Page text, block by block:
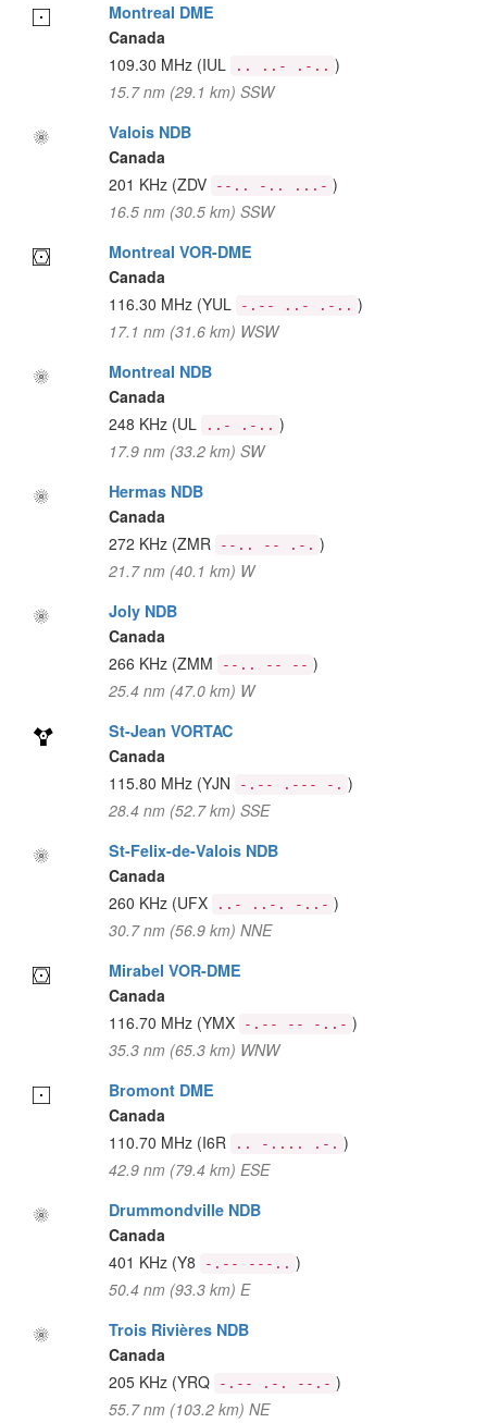
Montreal DME
Canada
109.30 MHz (IUL .. ..- .-.. )
15.7 nm (29.1 km) SSW
Valois NDB
Canada
201 KHz (ZDV --.. -.. ...- )
16.5 nm (30.5 km) SSW
Montreal VOR-DME
Canada
116.30 MHz (YUL -.-- ..- .-.. )
17.1 nm (31.6 km) WSW
Montreal NDB
Canada
248 KHz (UL ..- .-.. )
17.9 nm (33.2 km) SW
Hermas NDB
Canada
272 KHz (ZMR --.. -- .-. )
21.7 nm (40.1 km) W
Joly NDB
Canada
266 KHz (ZMM --.. -- -- )
25.4 nm (47.0 km) W
St-Jean VORTAC
Canada
115.80 MHz (YJN -.-- .--- -. )
28.4 nm (52.7 km) SSE
St-Felix-de-Valois NDB
Canada
260 KHz (UFX ..- ..-. -..- )
30.7 nm (56.9 km) NNE
Mirabel VOR-DME
Canada
116.70 MHz (YMX -.-- -- -..- )
35.3 nm (65.3 km) WNW
Bromont DME
Canada
110.70 MHz (I6R .. -.... .-. )
42.9 nm (79.4 km) ESE
Drummondville NDB
Canada
401 KHz (Y8 -.-- ---.. )
50.4 nm (93.3 km) E
Trois Rivières NDB
Canada
205 KHz (YRQ -.-- .-. --.- )
55.7 nm (103.2 km) NE